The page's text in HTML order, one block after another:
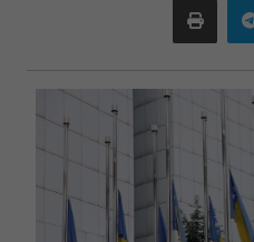
Print